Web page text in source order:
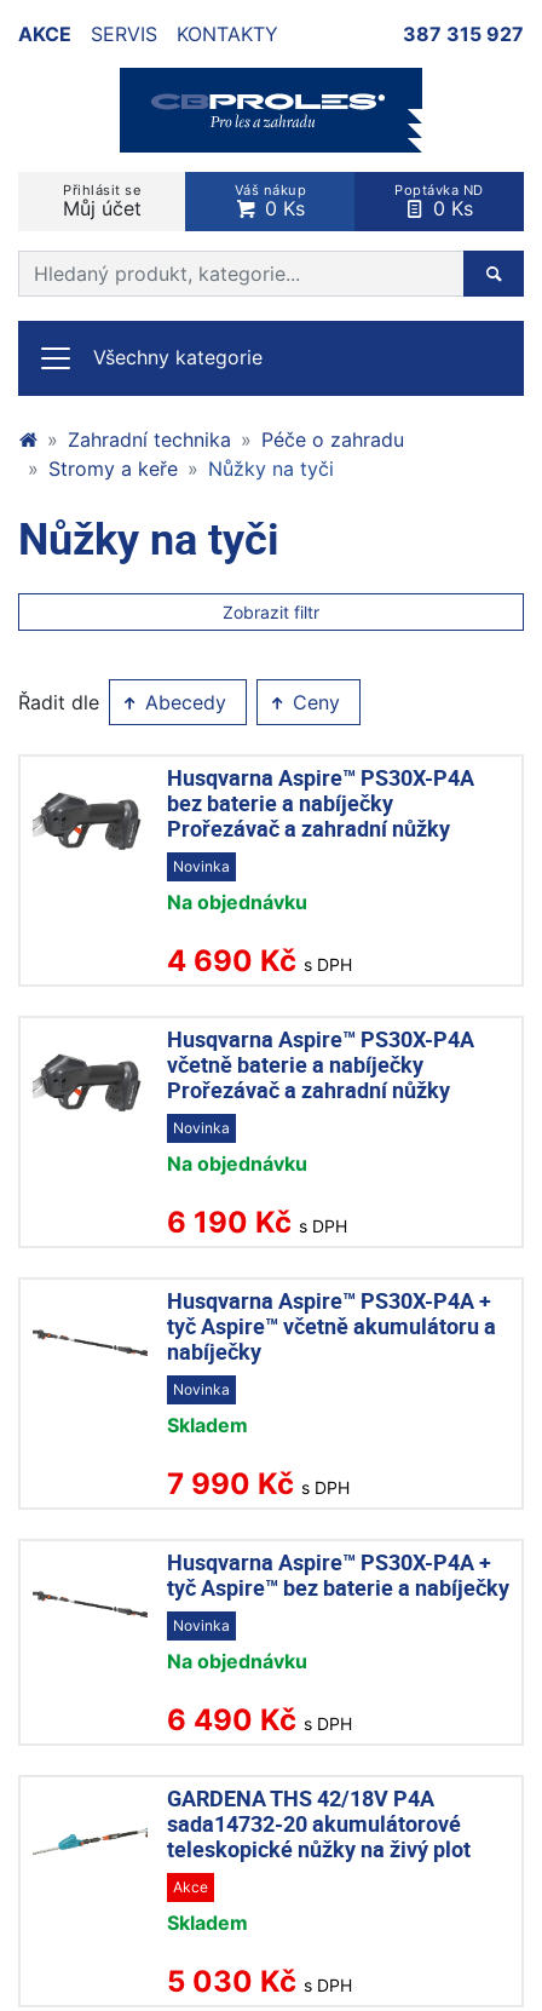
AKCE SERVIS KONTAKTY 387 315 927
Přihlásit se
Můj účet
Váš nákup
0 Ks
Poptávka ND
0 Ks
Prohledat web
Všechny kategorie
Zahradní technika
Péče o zahradu
Stromy a keře
Nůžky na tyči
Nůžky na tyči
Zobrazit filtr
Řadit dle Abecedy Ceny
Husqvarna Aspire™ PS30X-P4A
bez baterie a nabíječky
Prořezávač a zahradní nůžky
Novinka
Na objednávku
4 690 Kč s DPH
Husqvarna Aspire™ PS30X-P4A
včetně baterie a nabíječky
Prořezávač a zahradní nůžky
Novinka
Na objednávku
6 190 Kč s DPH
Husqvarna Aspire™ PS30X-P4A +
tyč Aspire™ včetně akumulátoru a
nabíječky
Novinka
Skladem
7 990 Kč s DPH
Husqvarna Aspire™ PS30X-P4A +
tyč Aspire™ bez baterie a nabíječky
Novinka
Na objednávku
6 490 Kč s DPH
GARDENA THS 42/18V P4A
sada14732-20 akumulátorové
teleskopické nůžky na živý plot
Akce
Skladem
5 030 Kč s DPH